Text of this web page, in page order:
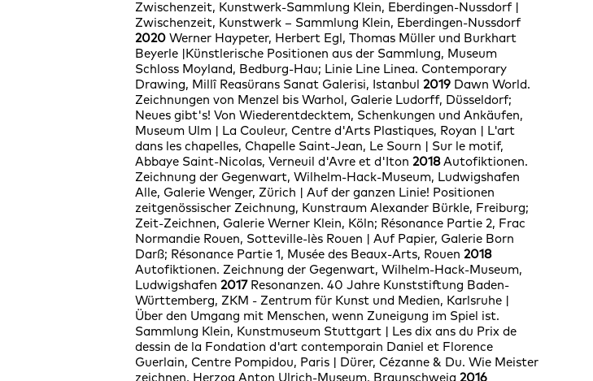
Zwischenzeit, Kunstwerk-Sammlung Klein, Eberdingen-Nussdorf |
Zwischenzeit, Kunstwerk – Sammlung Klein, Eberdingen-Nussdorf
2020 Werner Haypeter, Herbert Egl, Thomas Müller und Burkhart
Beyerle |Künstlerische Positionen aus der Sammlung, Museum
Schloss Moyland, Bedburg-Hau; Linie Line Linea. Contemporary
Drawing, Millî Reasürans Sanat Galerisi, Istanbul 2019 Dawn World.
Zeichnungen von Menzel bis Warhol, Galerie Ludorff, Düsseldorf;
Neues gibt's! Von Wiederentdecktem, Schenkungen und Ankäufen,
Museum Ulm | La Couleur, Centre d'Arts Plastiques, Royan | L'art
dans les chapelles, Chapelle Saint-Jean, Le Sourn | Sur le motif,
Abbaye Saint-Nicolas, Verneuil d'Avre et d'Iton 2018Autofiktionen.
Zeichnung der Gegenwart, Wilhelm-Hack-Museum, Ludwigshafen
Alle, Galerie Wenger, Zürich | Auf der ganzen Linie! Positionen
zeitgenössischer Zeichnung, Kunstraum Alexander Bürkle, Freiburg;
Zeit-Zeichnen, Galerie Werner Klein, Köln; Résonance Partie 2, Frac
Normandie Rouen, Sotteville-lès Rouen | Auf Papier, Galerie Born
Darß; Résonance Partie 1, Musée des Beaux-Arts, Rouen 2018
Autofiktionen. Zeichnung der Gegenwart, Wilhelm-Hack-Museum,
Ludwigshafen 2017Resonanzen. 40 Jahre Kunststiftung Baden-
Württemberg, ZKM - Zentrum für Kunst und Medien, Karlsruhe |
Über den Umgang mit Menschen, wenn Zuneigung im Spiel ist.
Sammlung Klein, Kunstmuseum Stuttgart | Les dix ans du Prix de
dessin de la Fondation d'art contemporain Daniel et Florence
Guerlain, Centre Pompidou, Paris | Dürer, Cézanne & Du. Wie Meister
zeichnen, Herzog Anton Ulrich-Museum, Braunschweig 2016